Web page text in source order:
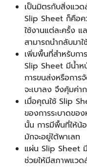
เป็นมิตรกับสิ่งแว
Slip Sheet ก็คือค
ใช้งานแต่ละครั้ง
สามารถนำกลับมา
เพิ่มพื้นที่สำหรับกา
Slip Sheet มีน้ำห
การขนส่งหรือการ
จะเบาลง จึงคุ้มค่า
เมื่อคุณใช้ Slip
ของการระบาดขอ
นั้น การมีพื้นที่ให้น้
มักจะอยู่ใต้พาเลท
แผ่น Slip Sheet
ช่วยให้มีสภาพแว